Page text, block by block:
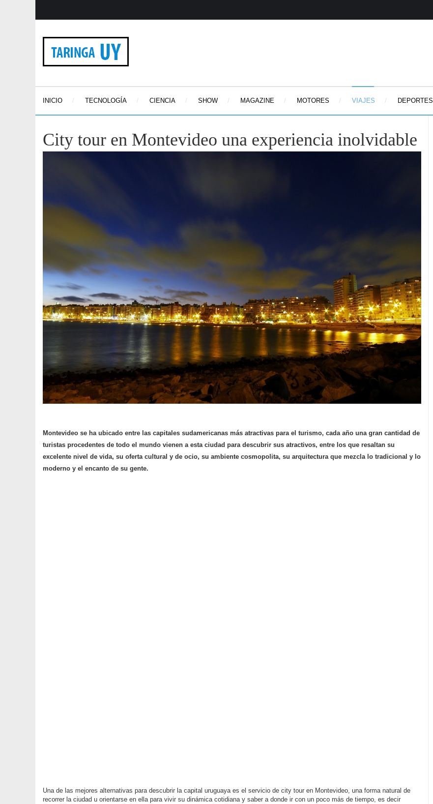
INICIO TECNOLOGÍA CIENCIA SHOW MAGAZINE MOTORES VIAJES DEPORTES
City tour en Montevideo una experiencia inolvidable
Montevideo se ha ubicado entre las capitales sudamericanas más atractivas para el turismo, cada año una gran cantidad de
turistas procedentes de todo el mundo vienen a esta ciudad para descubrir sus atractivos, entre los que resaltan su
excelente nivel de vida, su oferta cultural y de ocio, su ambiente cosmopolita, su arquitectura que mezcla lo tradicional y lo
moderno y el encanto de su gente.
Una de las mejores alternativas para descubrir la capital uruguaya es el servicio de city tour en Montevideo, una forma natural de
recorrer la ciudad u orientarse en ella para vivir su dinámica cotidiana y saber a donde ir con un poco más de tiempo, es decir